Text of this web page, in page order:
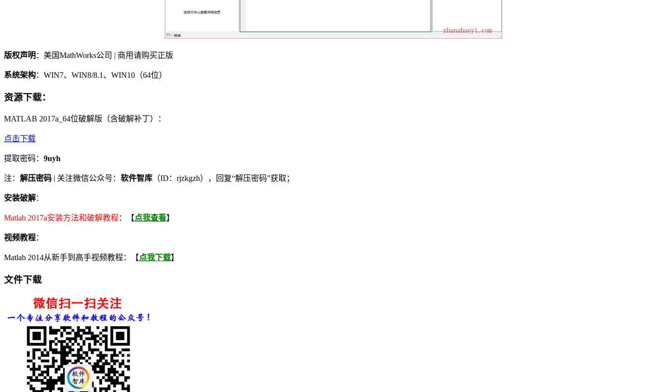
版权声明 ：美国MathWorks公司 | 商用请购买正版
系统架构：WIN7、WIN8/8.1、WIN10（64位）
资源下载：
MATLAB 2017a_64位破解版（含破解补丁）：
点击下载
提取密码： 9uyh
注： 解压密码 | 关注微信公众号： 软件智库 （ID：rjzkgzh），回复“解压密码”获取；
安装破解：
Matlab 2017a安装方法和破解教程 ：【点我查看】
视频教程：
Matlab 2014从新手到高手视频教程：【点我下载】
文件下载